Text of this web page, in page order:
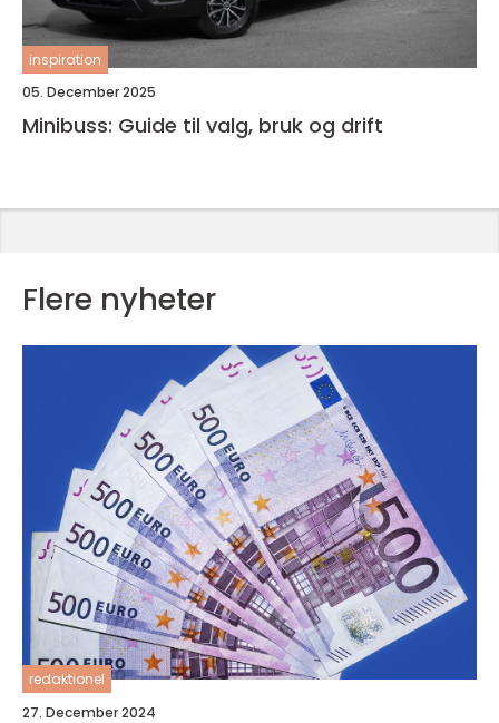
inspiration
05. December 2025
Minibuss: Guide til valg, bruk og drift
Flere nyheter
redaktionel
27. December 2024